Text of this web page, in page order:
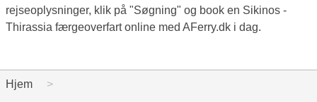
rejseoplysninger, klik på "Søgning" og book en Sikinos -
Thirassia færgeoverfart online med AFerry.dk i dag.
Hjem